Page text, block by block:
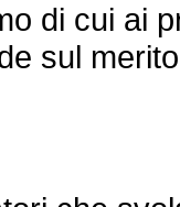
di cui ai
sul